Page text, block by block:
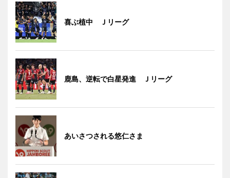
喜ぶ植中 Ｊリーグ
鹿島、逆転で白星発進 Ｊリーグ
あいさつされる悠仁さま